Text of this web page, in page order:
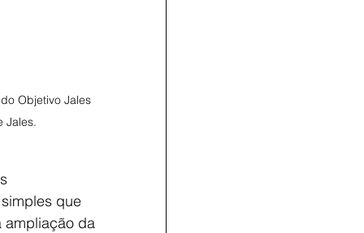
Objetivo Jales
Jales.
que
ampliação da